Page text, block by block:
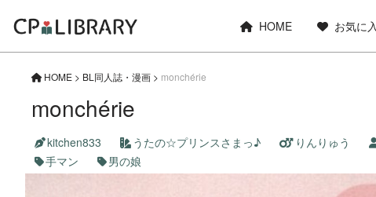
HOME お気に
HOME > BL同人誌・漫画 > monchérie
monchérie
kitchen833 うたの☆プリンスさまっ♪ りんりゅう
手マン
男の娘